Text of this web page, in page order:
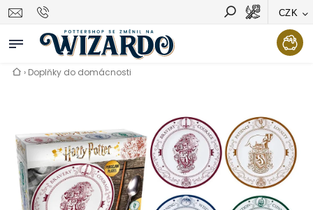
CZK
Vyhledávání Hledat
› Doplňky do domácnosti